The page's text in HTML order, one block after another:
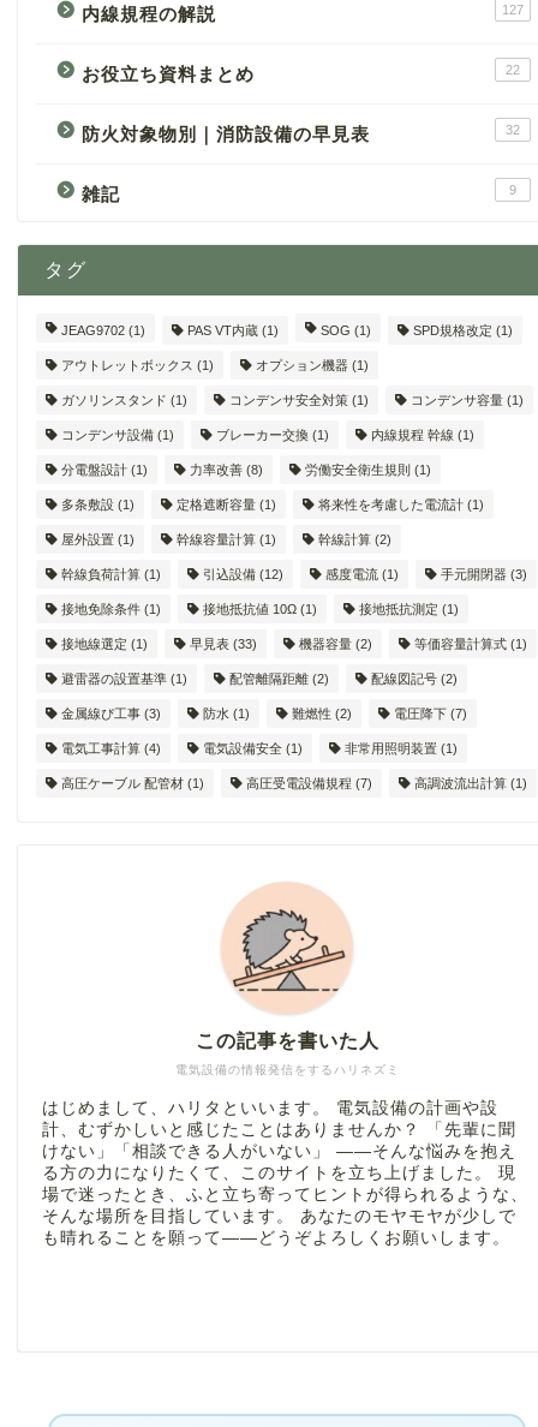
内線規程の解説 127
お役立ち資料まとめ 22
防火対象物別｜消防設備の早見表 32
雑記 9
タグ
JEAG9702 (1) PAS VT内蔵 (1) SOG (1) SPD規格改定 (1)
アウトレットボックス (1) オプション機器 (1)
ガソリンスタンド (1) コンデンサ安全対策 (1) コンデンサ容量 (1)
コンデンサ設備 (1) ブレーカー交換 (1) 内線規程 幹線 (1)
分電盤設計 (1) 力率改善 (8) 労働安全衛生規則 (1)
多条敷設 (1) 定格遮断容量 (1) 将来性を考慮した電流計 (1)
屋外設置 (1) 幹線容量計算 (1) 幹線計算 (2)
幹線負荷計算 (1) 引込設備 (12) 感度電流 (1) 手元開閉器 (3)
接地免除条件 (1) 接地抵抗値 10Ω (1) 接地抵抗測定 (1)
接地線選定 (1) 早見表 (33) 機器容量 (2) 等価容量計算式 (1)
避雷器の設置基準 (1) 配管離隔距離 (2) 配線図記号 (2)
金属線ぴ工事 (3) 防水 (1) 難燃性 (2) 電圧降下 (7)
電気工事計算 (4) 電気設備安全 (1) 非常用照明装置 (1)
高圧ケーブル 配管材 (1) 高圧受電設備規程 (7) 高調波流出計算 (1)
電気設備の情報発信をするハリネズミ
この記事を書いた人
はじめまして、ハリタといいます。 電気設備の計画や設
計、むずかしいと感じたことはありませんか？ 「先輩に聞
けない」「相談できる人がいない」 ――そんな悩みを抱え
る方の力になりたくて、このサイトを立ち上げました。 現
場で迷ったとき、ふと立ち寄ってヒントが得られるような、
そんな場所を目指しています。 あなたのモヤモヤが少しで
も晴れることを願って――どうぞよろしくお願いします。